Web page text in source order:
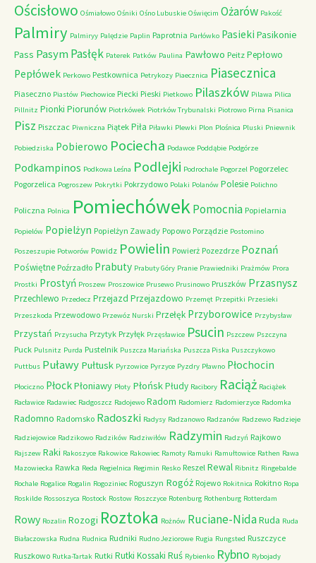
Ościsłowo Ośmiałowo Ośniki Ośno Lubuskie Oświęcim Ożarów Pakość
Palmiry Palmiryy Palędzie Paplin Paprotnia Parłówko Pasieki Pasikonie
Pass PasymPasłęk Paterek Patków Paulina Pawłowo Peitz Pepłowo
Pepłówek Perkowo Pestkownica Petrykozy Piaecznica Piasecznica
Piaseczno Piastów Piechowice Piecki Pieski Pietkowo Pilaszków Pilawa Pilica
Pillnitz Pionki Piorunów Piotrkówek Piotrków Trybunalski Piotrowo Pirna Pisanica
Pisz Piszczac Piwniczna Piątek Piła Piławki Plewki Plon Plośnica Pluski Pniewnik
Pobiedziska Pobierowo Pociecha Podawce Poddąbie Podgórze
Podkampinos Podkowa Leśna Podlejki Podrochale Pogorzel Pogorzelec
Pogorzelica Pogroszew Pokrytki Pokrzydowo Polaki Polanów Polesie Polichno
Policzna Polnica PomiechówekPomocnia Popielarnia
Popielów Popielżyn Popielżyn Zawady Popowo Porządzie Postomino
Poszeszupie Potworów Powidz Powielin Powierż Pozezdrze Poznań
Poświętne Poźrzadło Prabuty Prabuty Góry Pranie Prawiedniki Prażmów Prora
Prostki Prostyń Proszew Proszowice Prusewo Prusinowo Pruszków Przasnysz
Przechlewo Przedecz Przejazd Przejazdowo Przemęt Przepitki Przesieki
Przeszkoda Przewodowo Przewóz Nurski Przełęk Przyborowice Przybysław
Przystań Przysucha Przytyk Przyłęk Przęsławice Psucin Pszczew Pszczyna
Puck Pulsnitz Purda Pustelnik Puszcza Mariańska Puszcza Piska Puszczykowo
Puttbus Puławy Pułtusk Pyrzowice Pyrzyce Pyzdry Pławno Płochocin
Płociczno PłockPłoniawy Płoty PłońskPłudy Racibory Raciąż Raciążek
Racławice Radawiec Radgoszcz Radojewo Radom Radomierz Radomierzyce Radomka
Radomno Radomsko Radoszki Radysy Radzanowo Radzanów Radzewo Radzieje
Radziejowice Radzikowo Radzików Radziwiłów Radzymin Radzyń Rajkowo
Rajszew Raki Rakoszyce Rakowice Rakowiec Ramoty Ramuki Ramułtowice Rathen Rawa
Mazowiecka Rawka Reda Regielnica Regimin Resko Reszel Rewal Ribnitz Ringebalde
Rochale Rogalice Rogalin Rogoziniec Roguszyn Rogóż Rojewo Rokitnica Rokitno Ropa
Roskilde Rossoszyca Rostock Rostow Roszczyce Rotenburg Rothenburg Rotterdam
Rowy Rozalin Rozogi Roztoka Rożnów Ruciane-NidaRuda Ruda
Białaczowska Rudna Rudnica Rudniki Rudno Jeziorowe Rugia Rungsted Ruszczyce
Ruszkowo Rutka-Tartak Rutki Rutki Kossaki Ruś Rybienko Rybno Rybojady